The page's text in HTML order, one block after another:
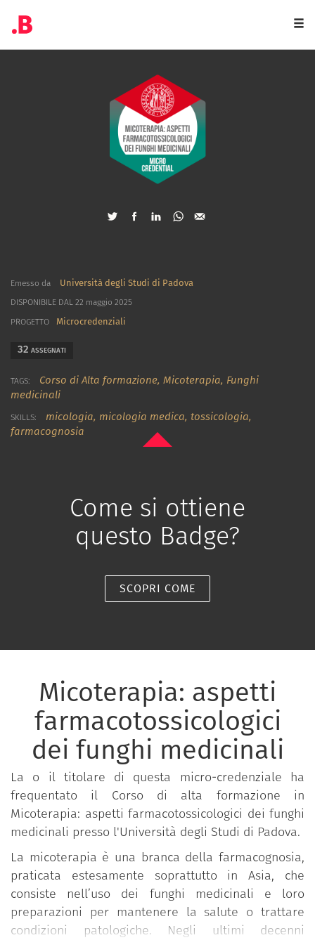
Emesso da Università degli Studi di Padova
DISPONIBILE DAL 22 maggio 2025
PROGETTO
Microcredenziali
32 ASSEGNATI
TAGS: Corso di Alta formazione, Micoterapia, Funghi
medicinali
SKILLS: micologia, micologia medica, tossicologia,
farmacognosia
Come si ottiene
questo Badge?
SCOPRI COME
Micoterapia: aspetti
farmacotossicologici
dei funghi medicinali
La o il titolare di questa micro-credenziale ha
frequentato il Corso di alta formazione in
Micoterapia: aspetti farmacotossicologici dei funghi
medicinali presso l'Università degli Studi di Padova.
La micoterapia è una branca della farmacognosia,
praticata estesamente soprattutto in Asia, che
consiste nell’uso dei funghi medicinali e loro
preparazioni per mantenere la salute o trattare
condizioni patologiche. Negli ultimi decenni